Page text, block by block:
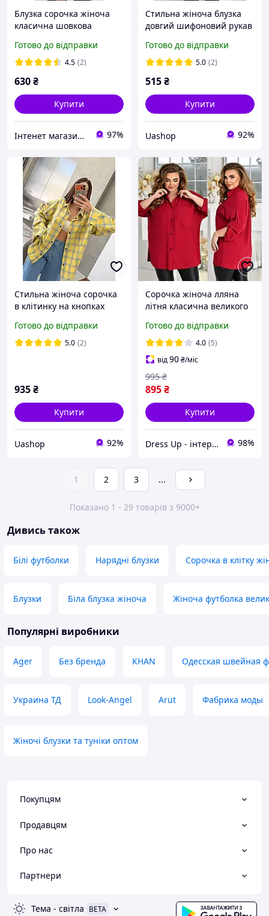
Блузка сорочка жіноча
класична шовкова
Готово до відправки
4.5 (2)
630₴
Купити
Інтенет магазин "Actualnoe" 97%
Стильна жіноча блузка
довгий шифоновий рукав
білий чорний червоний
Готово до відправки
5.0 (2)
515₴
Купити
Uashop 92%
Стильна жіноча сорочка
в клітинку на кнопках
фланель Туреччина 42 48
Готово до відправки
5.0 (2)
935₴
Купити
Uashop 92%
Сорочка жіноча лляна
літня класична великого
Готово до відправки
4.0 (5)
від90₴/міс
895₴
995 ₴
Купити
Dress Up - інтернет магазин жіночого одягу 98%
1 2 3 ...
Показано 1 - 29 товарів з 9000+
Дивись також
Білі футболки Нарядні блузки Сорочка в клітку
Блузки Біла блузка жіноча Жіноча футболка
Популярні виробники
Ager Без бренда KHAN Одесская швейная
Украина ТД Look-Angel Arut Фабрика моды
Жіночі блузки та туніки оптом
Покупцям
Продавцям
Про нас
Партнери
Тема - світла BETA